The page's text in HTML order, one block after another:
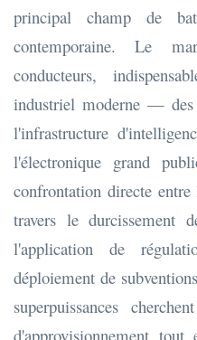
principal champ de
contemporaine. Le
conducteurs,
industriel moderne — des
l'infrastructure
l'électronique grand
confrontation directe
travers le durcissement
l'application de
déploiement de
superpuissances
d'approvisionnement